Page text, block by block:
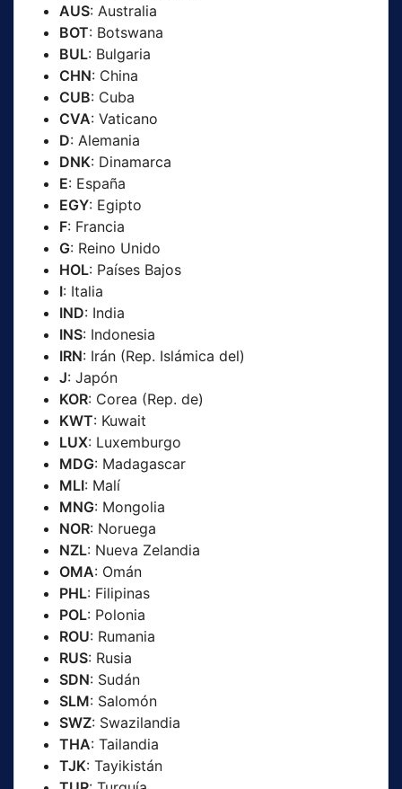
AUS: Australia
BOT: Botswana
BUL: Bulgaria
CHN: China
CUB: Cuba
CVA: Vaticano
D: Alemania
DNK: Dinamarca
E: España
EGY: Egipto
F: Francia
G: Reino Unido
HOL: Países Bajos
I: Italia
IND: India
INS: Indonesia
IRN: Irán (Rep. Islámica del)
J: Japón
KOR: Corea (Rep. de)
KWT: Kuwait
LUX: Luxemburgo
MDG: Madagascar
MLI: Malí
MNG: Mongolia
NOR: Noruega
NZL: Nueva Zelandia
OMA: Omán
PHL: Filipinas
POL: Polonia
ROU: Rumania
RUS: Rusia
SDN: Sudán
SLM: Salomón
SWZ: Swazilandia
THA: Tailandia
TJK: Tayikistán